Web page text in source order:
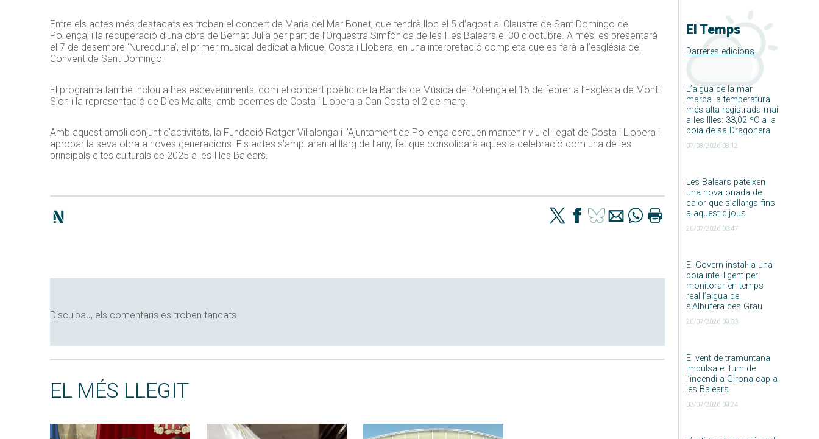
El Temps
Darreres edicions
L’aigua de la mar
marca la temperatura
més alta registrada mai
a les Illes: 33,02 ºC a la
boia de sa Dragonera
07/08/2026 08:12
Les Balears pateixen
una nova onada de
calor que s’allarga fins
a aquest dijous
20/07/2026 03:47
El Govern instal·la una
boia intel·ligent per
monitorar en temps
real l’aigua de
s’Albufera des Grau
20/07/2026 09:33
El vent de tramuntana
impulsa el fum de
l’incendi a Girona cap a
les Balears
03/07/2026 09:24
Entre els actes més destacats es troben el concert de Maria del Mar Bonet, que tendrà lloc el 5 d’agost al Claustre de Sant Domingo de
Pollença, i la recuperació d’una obra de Bernat Julià per part de l’Orquestra Simfònica de les Illes Balears el 30 d’octubre. A més, es presentarà
el 7 de desembre ‘Nuredduna’, el primer musical dedicat a Miquel Costa i Llobera, en una interpretació completa que es farà a l’església del
Convent de Sant Domingo.
El programa també inclou altres esdeveniments, com el concert poètic de la Banda de Música de Pollença el 16 de febrer a l’Església de Monti-
Sion i la representació de Dies Malalts, amb poemes de Costa i Llobera a Can Costa el 2 de març.
Amb aquest ampli conjunt d’activitats, la Fundació Rotger Villalonga i l’Ajuntament de Pollença cerquen mantenir viu el llegat de Costa i Llobera i
apropar la seva obra a noves generacions. Els actes s’ampliaran al llarg de l’any, fet que consolidarà aquesta celebració com una de les
principals cites culturals de 2025 a les Illes Balears.
Disculpau, els comentaris es troben tancats
EL MÉS LLEGIT